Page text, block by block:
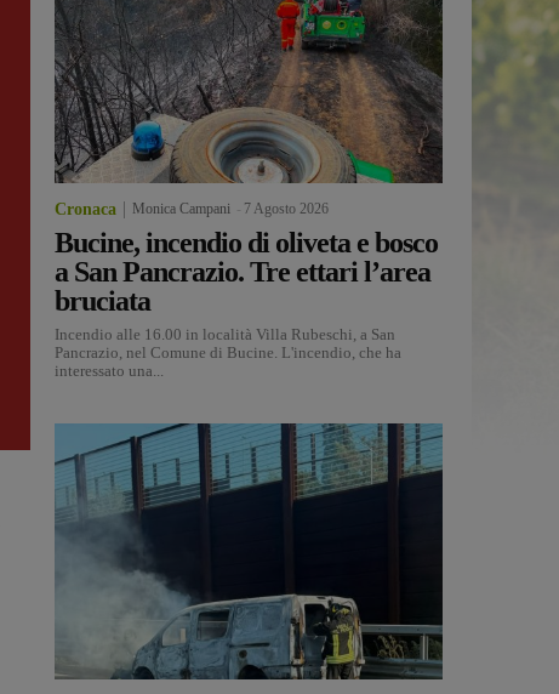
Cronaca Monica Campani 7 Agosto 2026
Bucine, incendio di oliveta e bosco
a San Pancrazio. Tre ettari l’area
bruciata
Incendio alle 16.00 in località Villa Rubeschi, a San
Pancrazio, nel Comune di Bucine. L'incendio, che ha
interessato una...